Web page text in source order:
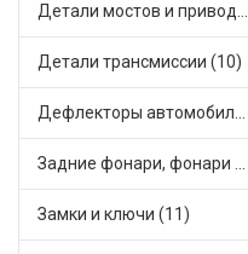
Детали мостов и привода трансмиссии (19)
Детали трансмиссии (10)
Дефлекторы автомобильные (2)
Задние фонари, фонари видимости (2)
Замки и ключи (11)